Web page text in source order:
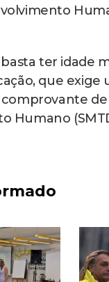
ter idade
que
Humano